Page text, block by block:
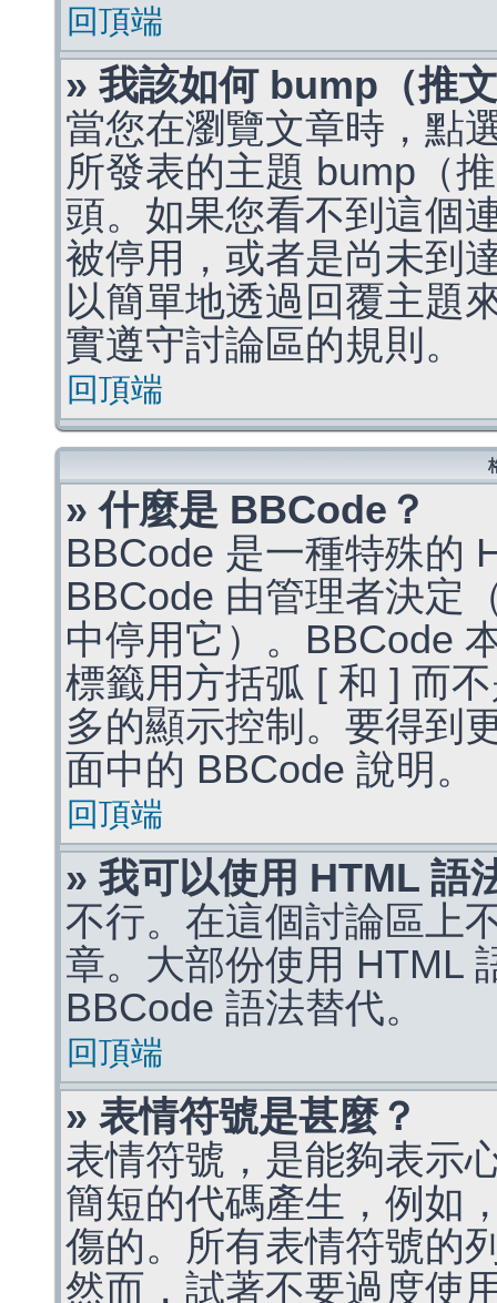
回頂端
» 我該如何 bump（推
當您在瀏覽文章時，點
所發表的主題 bump（
頭。如果您看不到這個
被停用，或者是尚未到
以簡單地透過回覆主題
實遵守討論區的規則。
回頂端
» 什麼是 BBCode？
BBCode 是一種特殊的
BBCode 由管理者決定
中停用它）。BBCode
標籤用方括弧 [ 和 ] 而
多的顯示控制。要得到
面中的 BBCode 說明。
回頂端
» 我可以使用 HTML 語
不行。在這個討論區上
章。大部份使用 HTML
BBCode 語法替代。
回頂端
» 表情符號是甚麼？
表情符號，是能夠表示
簡短的代碼產生，例如
傷的。所有表情符號的
然而，試著不要過度使